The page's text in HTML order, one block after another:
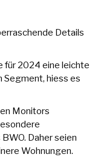
Details
für 2024 eine leichte
Segment, hiess es
Monitors
Daher seien
Wohnungen.